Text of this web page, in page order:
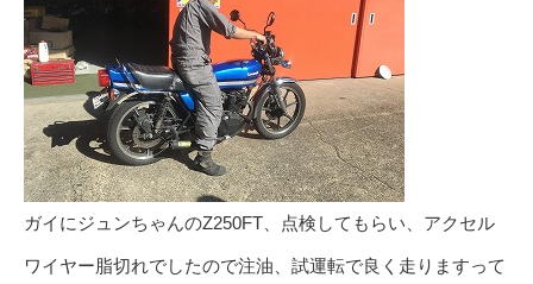
ガイにジュンちゃんのZ250FT、点検してもらい、アクセル
ワイヤー脂切れでしたので注油、試運転で良く走りますって